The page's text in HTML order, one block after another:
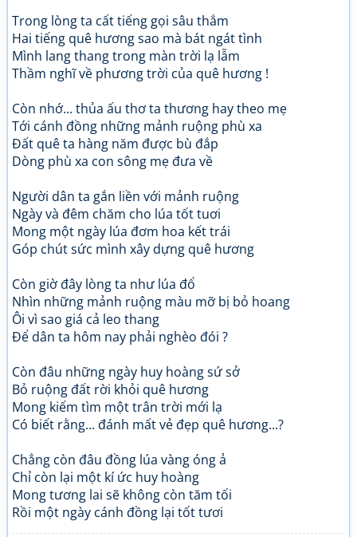
Trong lòng ta cất tiếng gọi sâu thẳm
Hai tiếng quê hương sao mà bát ngát tình
Mình lang thang trong màn trời lạ lẫm
Thầm nghĩ về phương trời của quê hương !
Còn nhớ... thủa ấu thơ ta thương hay theo mẹ
Tới cánh đồng những mảnh ruộng phù xa
Đất quê ta hàng năm được bù đắp
Dòng phù xa con sông mẹ đưa về
Người dân ta gắn liền với mảnh ruộng
Ngày và đêm chăm cho lúa tốt tuơi
Mong một ngày lúa đơm hoa kết trái
Góp chút sức mình xây dựng quê hương
Còn giờ đây lòng ta như lúa đổ
Nhìn những mảnh ruộng màu mỡ bị bỏ hoang
Ôi vì sao giá cả leo thang
Để dân ta hôm nay phải nghèo đói ?
Còn đâu những ngày huy hoàng sứ sở
Bỏ ruộng đất rời khỏi quê hương
Mong kiếm tìm một trân trời mới lạ
Có biết rằng... đánh mất vẻ đẹp quê hương...?
Chẳng còn đâu đồng lúa vàng óng ả
Chỉ còn lại một kí ức huy hoàng
Mong tương lai sẽ không còn tăm tối
Rồi một ngày cánh đồng lại tốt tươi